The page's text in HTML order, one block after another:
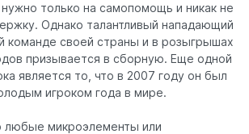
только на самопомощь и никак не
Однако талантливый нападающий
команде своей страны и в розыгрышах
призывается в сборную. Еще одной
является то, что в 2007 году он был
игроком года в мире.
любые микроэлементы или